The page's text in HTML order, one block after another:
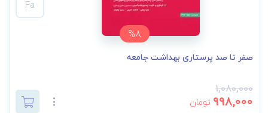
%8
Fa
صفر تا صد پرستاری بهداشت جامعه
1,080,000
998,000 تومان